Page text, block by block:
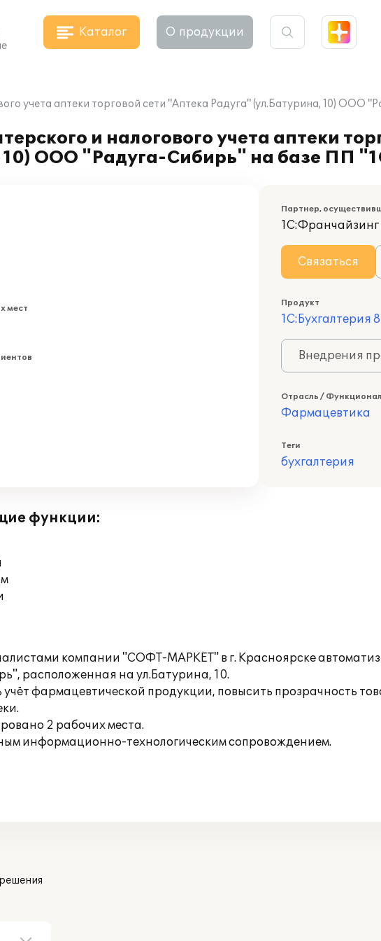
Каталог О продукции
учета аптеки торговой сети "Аптека Радуга" (ул.Батурина, 10) ООО
и налогового учета аптеки
10) ООО "Радуга-Сибирь" на базе ПП
мест
Партнер,
Связаться
Продукт
1С:Бухгалтерия 8
Внедрения
Отрасль /
Фармацевтика
Теги
бухгалтерия
функции:
компании "СОФТ-МАРКЕТ" в г. Красноярске
расположенная на ул.Батурина, 10.
фармацевтической продукции, повысить прозрачность
2 рабочих места.
информационно-технологическим сопровождением.